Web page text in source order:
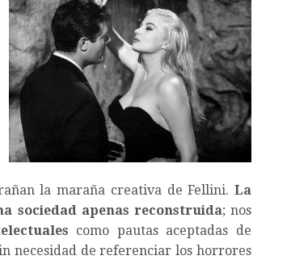
la maraña creativa de Fellini.La
sociedad apenas reconstruida; nos
como pautas aceptadas de
necesidad de referenciar los horrores